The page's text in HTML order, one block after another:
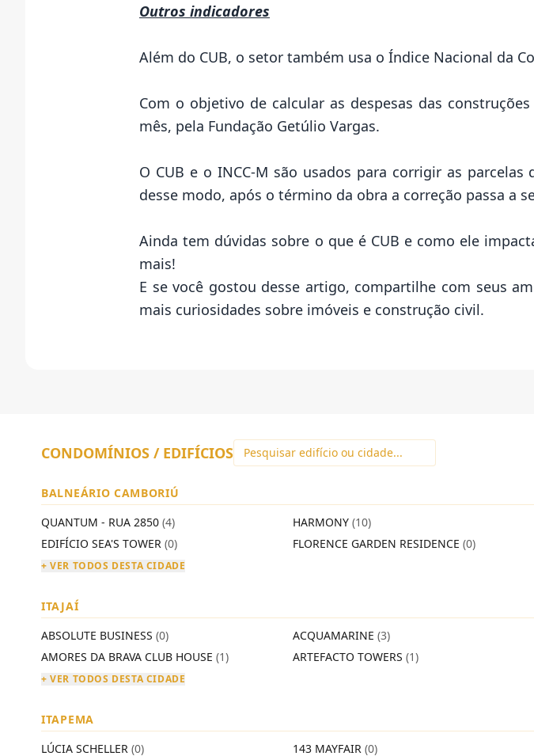
Outros indicadores
Além do CUB, o setor também usa o Índice Nacional da
Com o objetivo de calcular as despesas das
mês, pela Fundação Getúlio Vargas.
O CUB e o INCC-M são usados para corrigir as
desse modo, após o término da obra a correção passa a
Ainda tem dúvidas sobre o que é CUB e como ele
mais!
E se você gostou desse artigo, compartilhe com seus
mais curiosidades sobre imóveis e construção civil.
CONDOMÍNIOS / EDIFÍCIOS
BALNEÁRIO CAMBORIÚ
QUANTUM - RUA 2850 (4) HARMONY (10)
EDIFÍCIO SEA'S TOWER (0) FLORENCE GARDEN RESIDENCE (0)
+ VER TODOS DESTA CIDADE
ITAJAÍ
ABSOLUTE BUSINESS (0) ACQUAMARINE (3)
AMORES DA BRAVA CLUB HOUSE (1) ARTEFACTO TOWERS (1)
+ VER TODOS DESTA CIDADE
ITAPEMA
LÚCIA SCHELLER (0) 143 MAYFAIR (0)